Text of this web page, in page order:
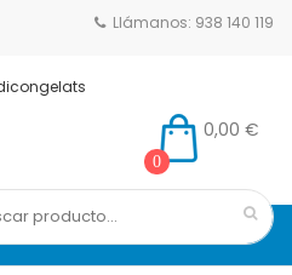
Llámanos: 938 140 119
0
0,00 €